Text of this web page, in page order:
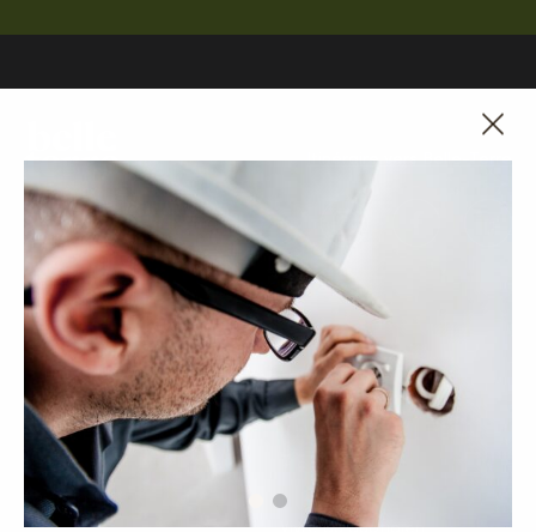
Itinéraire vers Belle-Terre
SUIVRE VOTRE
QUARTIER
BELLE-TERRE
La situation
VIVRE À BELLE-
TERRE